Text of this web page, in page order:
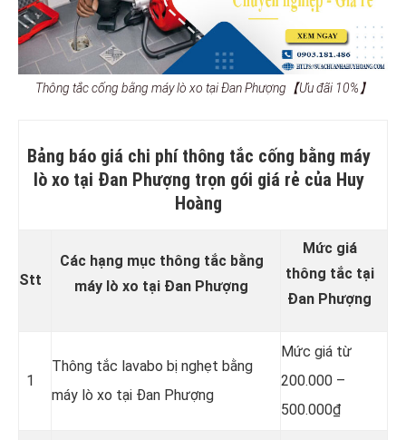
Thông tắc cống bằng máy lò xo tại Đan Phượng【Ưu đãi 10%】
Bảng báo giá chi phí thông tắc cống bằng máy
lò xo tại Đan Phượng trọn gói giá rẻ của Huy
Hoàng
Stt
Các hạng mục thông tắc bằng
máy lò xo tại Đan Phượng
Mức giá
thông tắc tại
Đan Phượng
1
Thông tắc lavabo bị nghẹt bằng
máy lò xo tại Đan Phượng
Mức giá từ
200.000 –
500.000₫